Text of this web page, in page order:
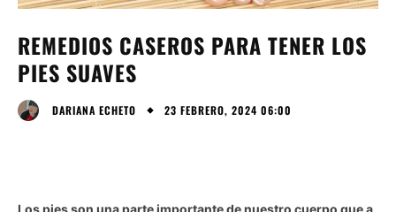
REMEDIOS CASEROS PARA TENER LOS
PIES SUAVES
DARIANA ECHETO 23 FEBRERO, 2024 06:00
Los pies son una parte importante de nuestro cuerpo que a